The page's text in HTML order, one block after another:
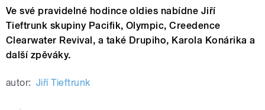
Ve své pravidelné hodince oldies nabídne Jiří
Tieftrunk skupiny Pacifik, Olympic, Creedence
Clearwater Revival, a také Drupiho, Karola Konárika a
další zpěváky.
autor: Jiří Tieftrunk